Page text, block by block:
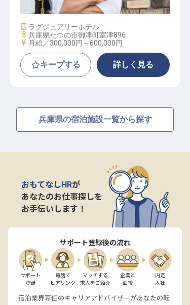
施設業態
ラグジュアリーホテル
勤務地
兵庫県たつの市御津町室津896
給与
月給／300,000円～600,000円
キープする 詳しく見る
兵庫県の宿泊施設一覧から探す
おもてなしHRが
あなたのお仕事探しを
お手伝いします！
サポート登録後の流れ
サポート
登録
電話で
ヒアリング
マッチする
求人をご紹介
企業と
面接
内定
入社
宿泊業界専任のキャリアアドバイザーがあなたの転